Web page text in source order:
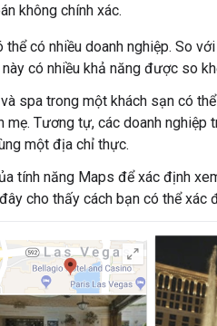
không chính xác.
có nhiều doanh nghiệp. So
có nhiều khả năng được so
spa trong một khách sạn có
mẹ. Tương tự, các doanh
một địa chỉ thực.
tính năng Maps để xác định
cho thấy cách bạn có thể